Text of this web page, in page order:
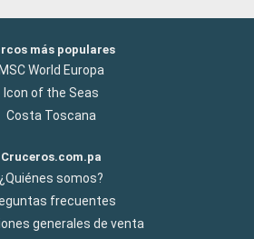
más populares
MSC World Europa
Icon of the Seas
Costa Toscana
Cruceros.com.pa
¿Quiénes somos?
frecuentes
generales de venta